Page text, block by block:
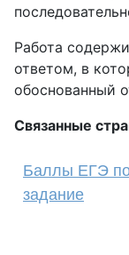
Работа
ответом, в
обоснованный
Связанные
Баллы ЕГЭ по
задание